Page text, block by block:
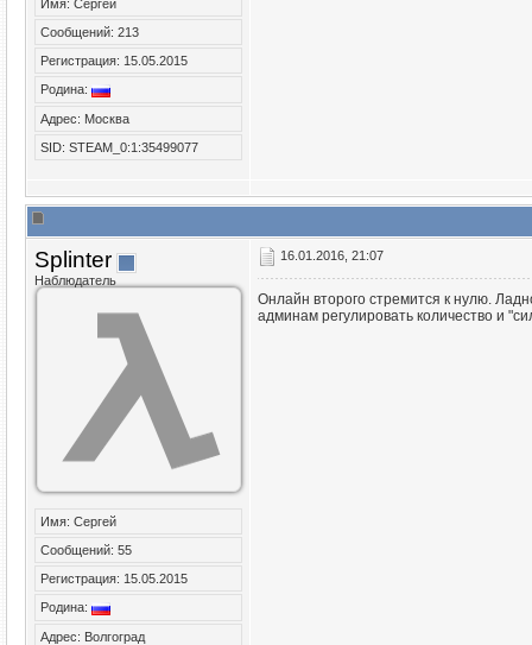
Имя: Сергей
Сообщений: 213
Регистрация: 15.05.2015
Родина:
Адрес: Москва
SID: STEAM_0:1:35499077
Splinter
Наблюдатель
Имя: Сергей
Сообщений: 55
Регистрация: 15.05.2015
Родина:
Адрес: Волгоград
16.01.2016, 21:07
Онлайн второго стремится к нулю.
админам регулировать количество и